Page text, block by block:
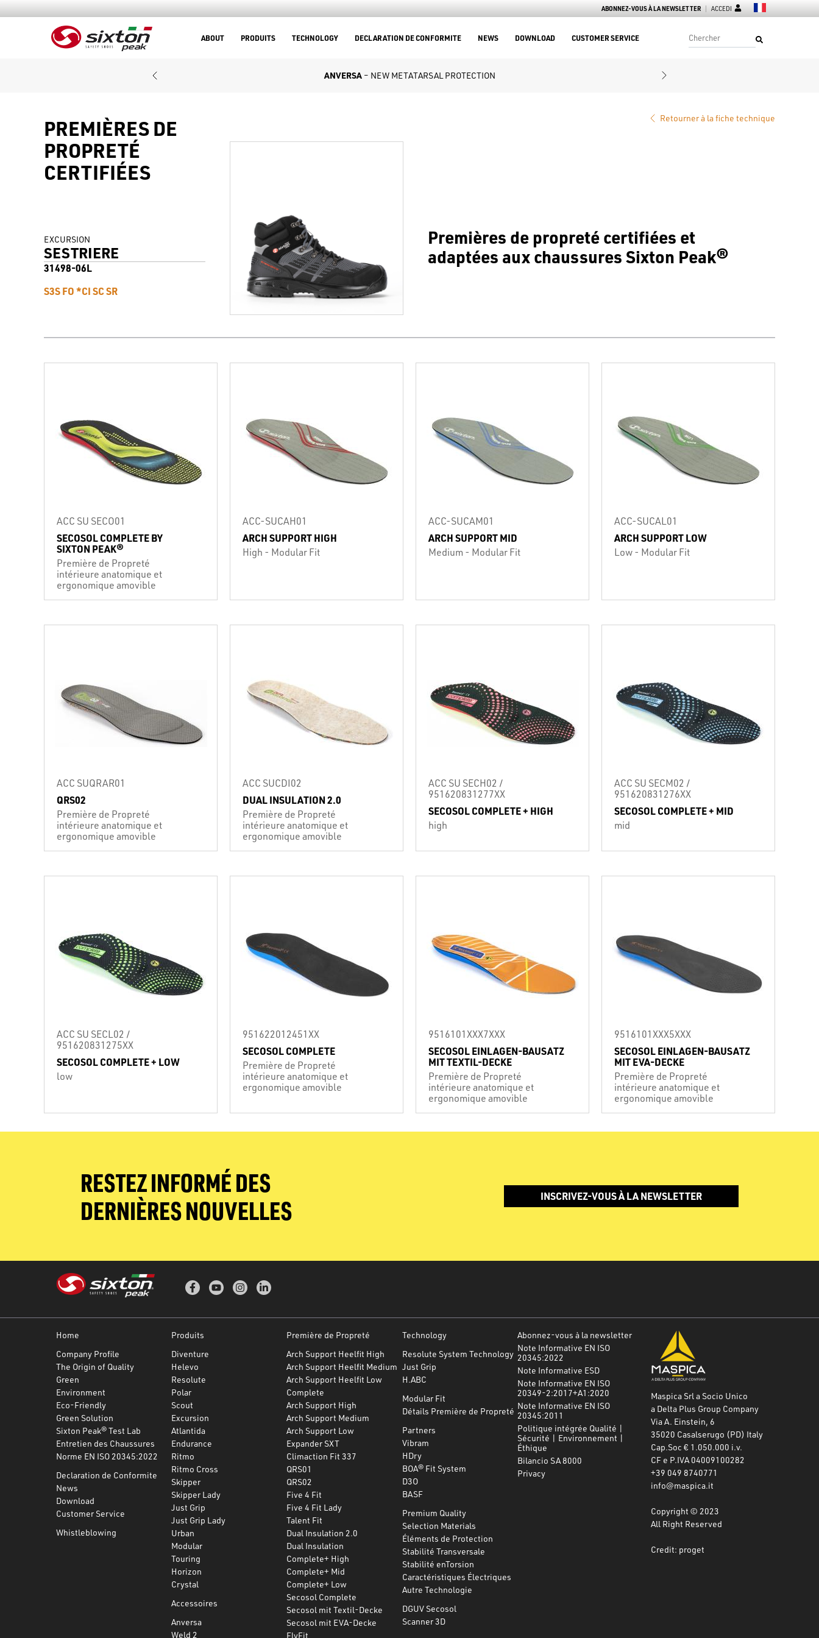
ABONNEZ-VOUS À LA NEWSLETTER ACCEDI
ABOUT PRODUITS TECHNOLOGY DECLARATION DE CONFORMITE NEWS DOWNLOAD CUSTOMER SERVICE
ANVERSA – NEW METATARSAL PROTECTION
Retourner à la fiche technique
PREMIÈRES DE
PROPRETÉ
CERTIFIÉES
EXCURSION
SESTRIERE
31498-06L
S3S FO *CI SC SR
Premières de propreté certifiées et
adaptées aux chaussures Sixton Peak®
ACC SU SECO01
SECOSOL COMPLETE BY
SIXTON PEAK®
Première de Propreté
intérieure anatomique et
ergonomique amovible
ACC-SUCAH01
ARCH SUPPORT HIGH
High - Modular Fit
ACC-SUCAM01
ARCH SUPPORT MID
Medium - Modular Fit
ACC-SUCAL01
ARCH SUPPORT LOW
Low - Modular Fit
ACC SUQRAR01
QRS02
Première de Propreté
intérieure anatomique et
ergonomique amovible
ACC SUCDI02
DUAL INSULATION 2.0
Première de Propreté
intérieure anatomique et
ergonomique amovible
ACC SU SECH02 /
951620831277XX
SECOSOL COMPLETE + HIGH
high
ACC SU SECM02 /
951620831276XX
SECOSOL COMPLETE + MID
mid
ACC SU SECL02 /
951620831275XX
SECOSOL COMPLETE + LOW
low
951622012451XX
SECOSOL COMPLETE
Première de Propreté
intérieure anatomique et
ergonomique amovible
9516101XXX7XXX
SECOSOL EINLAGEN-BAUSATZ
MIT TEXTIL-DECKE
Première de Propreté
intérieure anatomique et
ergonomique amovible
9516101XXX5XXX
SECOSOL EINLAGEN-BAUSATZ
MIT EVA-DECKE
Première de Propreté
intérieure anatomique et
ergonomique amovible
RESTEZ INFORMÉ DES
DERNIÈRES NOUVELLES
INSCRIVEZ-VOUS À LA NEWSLETTER
Home
Company Profile
The Origin of Quality
Green
Environment
Eco-Friendly
Green Solution
Sixton Peak® Test Lab
Entretien des Chaussures
Norme EN ISO 20345:2022
Declaration de Conformite
News
Download
Customer Service
Whistleblowing
Produits
Diventure
Helevo
Resolute
Polar
Scout
Excursion
Atlantida
Endurance
Ritmo
Ritmo Cross
Skipper
Skipper Lady
Just Grip
Just Grip Lady
Urban
Modular
Touring
Horizon
Crystal
Accessoires
Anversa
Weld 2
Première de Propreté
Arch Support Heelfit High
Arch Support Heelfit Medium
Arch Support Heelfit Low
Complete
Arch Support High
Arch Support Medium
Arch Support Low
Expander SXT
Climaction Fit 337
QRS01
QRS02
Five 4 Fit
Five 4 Fit Lady
Talent Fit
Dual Insulation 2.0
Dual Insulation
Complete+ High
Complete+ Mid
Complete+ Low
Secosol Complete
Secosol mit Textil-Decke
Secosol mit EVA-Decke
FlyFit
Technology
Resolute System Technology
Just Grip
H.ABC
Modular Fit
Détails Première de Propreté
Partners
Vibram
HDry
BOA® Fit System
D3O
BASF
Premium Quality
Selection Materials
Éléments de Protection
Stabilité Transversale
Stabilité enTorsion
Caractéristiques Électriques
Autre Technologie
DGUV Secosol
Scanner 3D
Abonnez-vous à la newsletter
Note Informative EN ISO
20345:2022
Note Informative ESD
Note Informative EN ISO
20349-2:2017+A1:2020
Note Informative EN ISO
20345:2011
Politique intégrée Qualité |
Sécurité | Environnement |
Éthique
Bilancio SA 8000
Privacy
Maspica Srl a Socio Unico
a Delta Plus Group Company
Via A. Einstein, 6
35020 Casalserugo (PD) Italy
Cap.Soc € 1.050.000 i.v.
CF e P.IVA 04009100282
+39 049 8740771
info@maspica.it
Copyright © 2023
All Right Reserved
Credit: proget